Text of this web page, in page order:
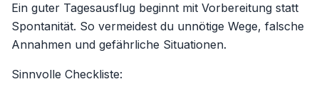
Ein guter Tagesausflug beginnt mit Vorbereitung statt
Spontanität. So vermeidest du unnötige Wege, falsche
Annahmen und gefährliche Situationen.
Sinnvolle Checkliste: